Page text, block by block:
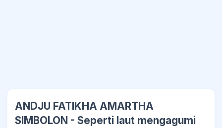
ANDJU FATIKHA AMARTHA
SIMBOLON - Seperti laut mengagumi